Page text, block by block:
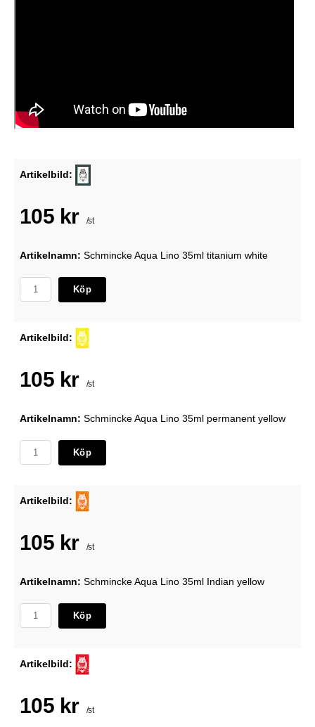
Artikelbild:
105 kr /st
Artikelnamn: Schmincke Aqua Lino 35ml titanium white
Köp
Artikelbild:
105 kr /st
Artikelnamn: Schmincke Aqua Lino 35ml permanent yellow
Köp
Artikelbild:
105 kr /st
Artikelnamn: Schmincke Aqua Lino 35ml Indian yellow
Köp
Artikelbild:
105 kr /st